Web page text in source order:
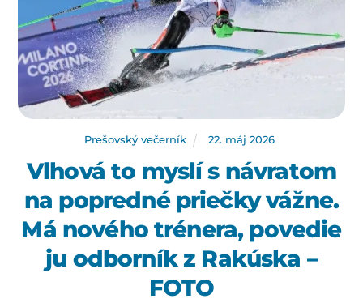
Prešovský večerník 22. máj 2026
Vlhová to myslí s návratom
na popredné priečky vážne.
Má nového trénera, povedie
ju odborník z Rakúska –
FOTO